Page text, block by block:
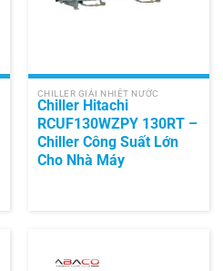
CHILLER GIẢI NHIỆT NƯỚC
Chiller Hitachi
RCUF130WZPY 130RT –
Chiller Công Suất Lớn
Cho Nhà Máy